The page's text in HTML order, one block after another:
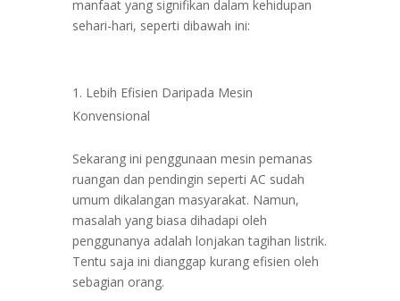
manfaat yang signifikan dalam kehidupan
sehari-hari, seperti dibawah ini:
Lebih Efisien Daripada Mesin
Konvensional
Sekarang ini penggunaan mesin pemanas
ruangan dan pendingin seperti AC sudah
umum dikalangan masyarakat. Namun,
masalah yang biasa dihadapi oleh
penggunanya adalah lonjakan tagihan listrik.
Tentu saja ini dianggap kurang efisien oleh
sebagian orang.